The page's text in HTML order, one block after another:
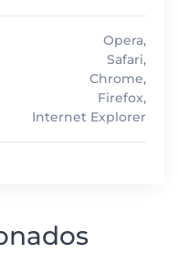
Opera,
Safari,
Chrome,
Firefox,
Internet Explorer